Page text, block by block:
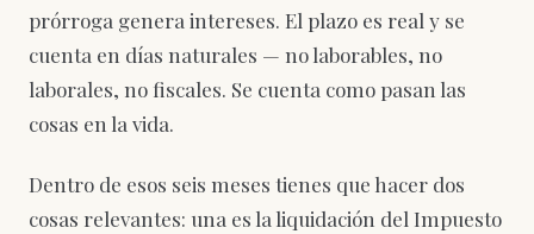
prórroga genera intereses. El plazo es real y se
cuenta en días naturales — no laborables, no
laborales, no fiscales. Se cuenta como pasan las
cosas en la vida.
Dentro de esos seis meses tienes que hacer dos
cosas relevantes: una es la liquidación del Impuesto